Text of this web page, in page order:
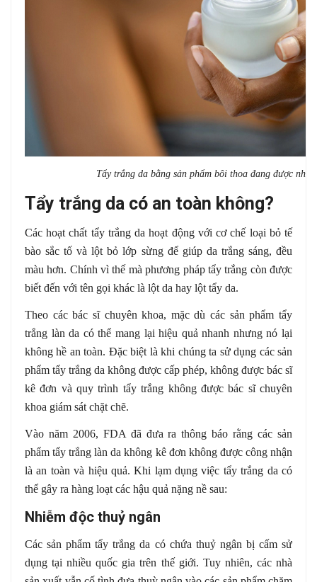
Tẩy trắng da bằng sản phẩm bôi thoa đang được
Tẩy trắng da có an toàn không?
Các hoạt chất tẩy trắng da hoạt động với cơ chế loại bỏ tế
bào sắc tố và lột bỏ lớp sừng để giúp da trắng sáng, đều
màu hơn. Chính vì thế mà phương pháp tẩy trắng còn được
biết đến với tên gọi khác là lột da hay lột tẩy da.
Theo các bác sĩ chuyên khoa, mặc dù các sản phẩm tẩy
trắng làn da có thể mang lại hiệu quả nhanh nhưng nó lại
không hề an toàn. Đặc biệt là khi chúng ta sử dụng các sản
phẩm tẩy trắng da không được cấp phép, không được bác sĩ
kê đơn và quy trình tẩy trắng không được bác sĩ chuyên
khoa giám sát chặt chẽ.
Vào năm 2006, FDA đã đưa ra thông báo rằng các sản
phẩm tẩy trắng làn da không kê đơn không được công nhận
là an toàn và hiệu quả. Khi lạm dụng việc tẩy trắng da có
thể gây ra hàng loạt các hậu quả nặng nề sau:
Nhiễm độc thuỷ ngân
Các sản phẩm tẩy trắng da có chứa thuỷ ngân bị cấm sử
dụng tại nhiều quốc gia trên thế giới. Tuy nhiên, các nhà